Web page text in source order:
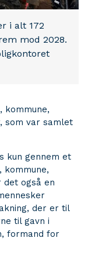
i alt 172
mod 2028.
kommune,
som var samlet
kun gennem et
også en
der er til
til gavn i
formand for